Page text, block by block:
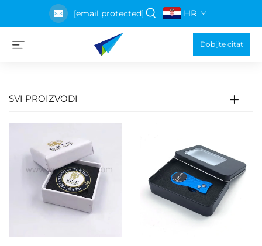
[email protected] HR
Dobijte citat
SVI PROIZVODI